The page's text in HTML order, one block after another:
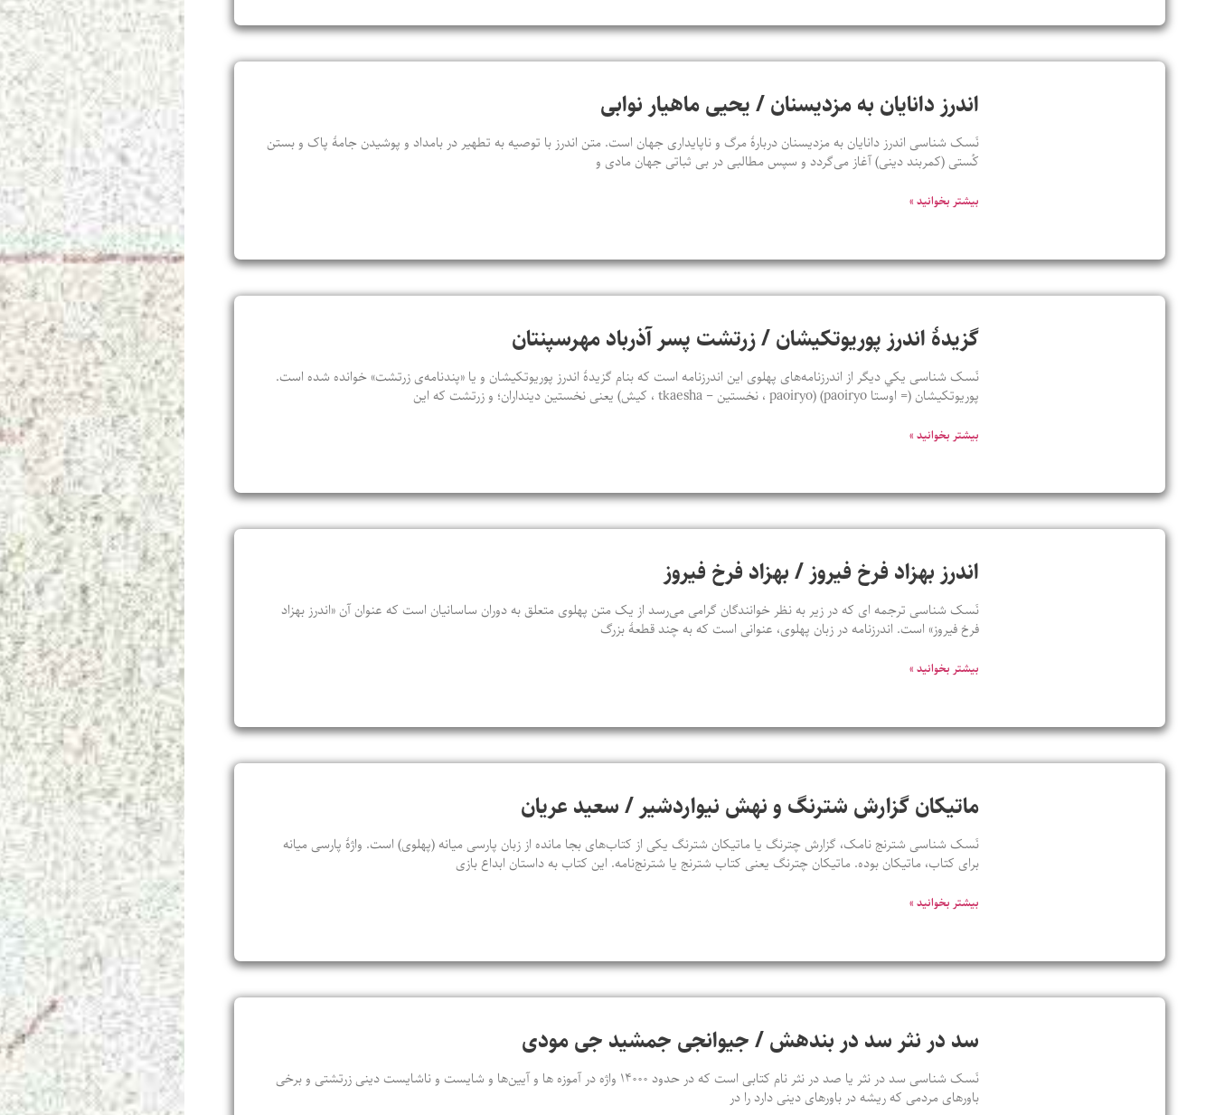
اندرز دانایان به مزدیسنان / یحیی ماهیار نوابی
نَسک شناسی اندرز دانایان به مزدیسنان دربارهٔ مرگ و ناپایداری جهان است. متن اندرز با توصیه به تطهیر در بامداد و پوشیدن جامهٔ پاک و بستن
کُستی (کمربند دینی) آغاز می‌گردد و سپس مطالبی در بی‌ ثباتی جهان مادی و
بیشتر بخوانید »
گزيدۀ اندرز پوريوتکيشان / زرتشت پسر آذرباد مهرسپنتان
نَسک شناسی يکي ديگر از اندرزنامه‌های پهلوی اين اندرزنامه است که بنام گزيدۀ اندرز پوريوتکيشان و يا «پندنامه‌ی زرتشت» خوانده شده است.
پوريوتکيشان (= اوستا paoiryo) (paoiryo ، نخستين – tkaesha ، کيش) يعنی نخستين دينداران؛ و زرتشت که اين
بیشتر بخوانید »
اندرز بهزاد فرخ فیروز / بهزاد فرخ فیروز
نَسک شناسی ترجمه ای که در زیر به نظر خوانندگان گرامی می‌رسد از یک متن پهلوی متعلق به دوران ساسانیان است که عنوان آن «اندرز بهزاد
فرخ فیروز» است. اندرزنامه در زبان پهلوی، عنوانی است که به چند قطعۀ بزرگ
بیشتر بخوانید »
ماتیکان گزارش شترنگ و نهش نیواردشیر / سعید عریان
نَسک شناسی شترنج نامک، گزارش چترنگ یا ماتیکان شترنگ یکی از کتاب‌های بجا مانده از زبان پارسی میانه (پهلوی) است. واژۀ پارسی میانه
برای کتاب، ماتیکان بوده. ماتیکان چترنگ یعنی کتاب شترنج یا شترنج‌نامه. این کتاب به داستان ابداع بازی
بیشتر بخوانید »
سد در نثر سد در بندهش / جیوانجی جمشید جی مودی
نَسک شناسی سد در نثر یا صد در نثر نام کتابی است که در حدود ۱۴۰۰۰ واژه در آموزه‌ ها و آیین‌ها و شایست و ناشایست دینی زرتشتی و برخی
باورهای مردمی که ریشه در باورهای دینی دارد را در